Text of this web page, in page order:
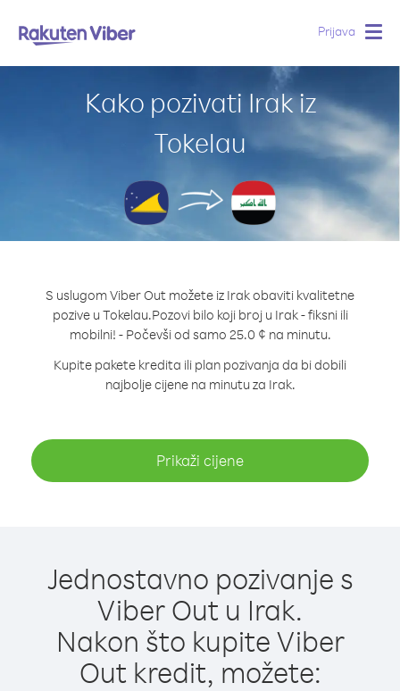
Prijava
Kako pozivati Irak iz
Tokelau
S uslugom Viber Out možete iz Irak obaviti kvalitetne
pozive u Tokelau.Pozovi bilo koji broj u Irak - fiksni ili
mobilni! - Počevši od samo 25.0 ¢ na minutu.
Kupite pakete kredita ili plan pozivanja da bi dobili
najbolje cijene na minutu za Irak.
Prikaži cijene
Jednostavno pozivanje s
Viber Out u Irak.
Nakon što kupite Viber
Out kredit, možete: